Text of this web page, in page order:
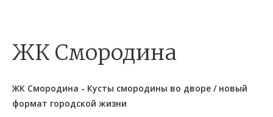
ЖК Смородина
ЖК Смородина - Кусты смородины во дворе / новый
формат городской жизни